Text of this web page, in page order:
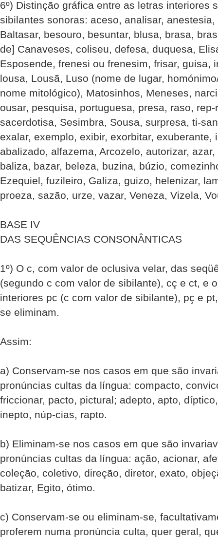
6º) Distinção gráfica entre as letras interiores
sibilantes sonoras: aceso, analisar,
Baltasar, besouro, besuntar, blusa, brasa,
de] Canaveses, coliseu, defesa, duquesa,
Esposende, frenesi ou frenesim, frisar, guisa,
lousa, Lousã, Luso (nome de lugar,
nome mitológico), Matosinhos, Meneses,
ousar, pesquisa, portuguesa, presa, raso,
sacerdotisa, Sesimbra, Sousa, surpresa, ti-
exalar, exemplo, exibir, exorbitar, exuberante,
abalizado, alfazema, Arcozelo, autorizar,
baliza, bazar, beleza, buzina, búzio,
Ezequiel, fuzileiro, Galiza, guizo, helenizar,
proeza, sazão, urze, vazar, Veneza, Vizela,
BASE IV
DAS SEQUÊNCIAS CONSONÂNTICAS
1º) O c, com valor de oclusiva velar, das
(segundo c com valor de sibilante), cç e ct, e
interiores pc (c com valor de sibilante), pç e
se eliminam.
Assim:
a) Conservam-se nos casos em que são
pronúncias cultas da língua: compacto,
friccionar, pacto, pictural; adepto, apto,
inepto, núp-cias, rapto.
b) Eliminam-se nos casos em que são
pronúncias cultas da língua: ação, acionar,
coleção, coletivo, direção, diretor, exato,
batizar, Egito, ótimo.
c) Conservam-se ou eliminam-se,
proferem numa pronúncia culta, quer geral,